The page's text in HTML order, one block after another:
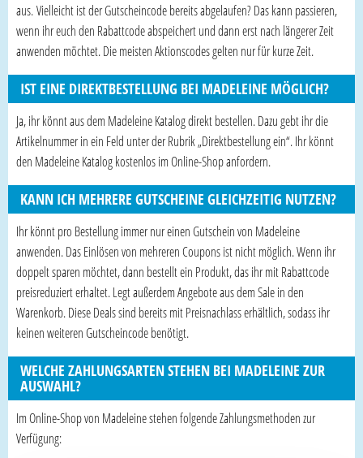
aus. Vielleicht ist der Gutscheincode bereits abgelaufen? Das kann passieren,
wenn ihr euch den Rabattcode abspeichert und dann erst nach längerer Zeit
anwenden möchtet. Die meisten Aktionscodes gelten nur für kurze Zeit.
IST EINE DIREKTBESTELLUNG BEI MADELEINE MÖGLICH?
Ja, ihr könnt aus dem Madeleine Katalog direkt bestellen. Dazu gebt ihr die
Artikelnummer in ein Feld unter der Rubrik „Direktbestellung ein“. Ihr könnt
den Madeleine Katalog kostenlos im Online-Shop anfordern.
KANN ICH MEHRERE GUTSCHEINE GLEICHZEITIG NUTZEN?
Ihr könnt pro Bestellung immer nur einen Gutschein von Madeleine
anwenden. Das Einlösen von mehreren Coupons ist nicht möglich. Wenn ihr
doppelt sparen möchtet, dann bestellt ein Produkt, das ihr mit Rabattcode
preisreduziert erhaltet. Legt außerdem Angebote aus dem Sale in den
Warenkorb. Diese Deals sind bereits mit Preisnachlass erhältlich, sodass ihr
keinen weiteren Gutscheincode benötigt.
WELCHE ZAHLUNGSARTEN STEHEN BEI MADELEINE ZUR
AUSWAHL?
Im Online-Shop von Madeleine stehen folgende Zahlungsmethoden zur
Verfügung: